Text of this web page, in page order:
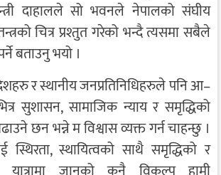
दाहालले सो भवनले नेपालको संघीय
चित्र प्रश्तुत गरेको भन्दै त्यसमा सबैले
बताउनु भयो ।
र स्थानीय जनप्रतिनिधिहरुले पनि आ–
सुशासन, सामाजिक न्याय र समृद्धिको
छन भन्ने म विश्वास व्यक्त गर्न चाहन्छु ।
स्थिरता, स्थायित्वको साथै समृद्धिको र